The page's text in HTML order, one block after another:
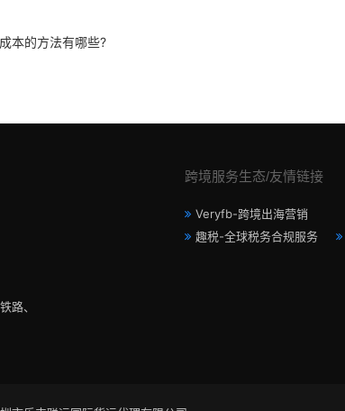
本的方法有哪些?
路、
跨境服务生态/友情链接
Veryfb-跨境出海营销
趣税-全球税务合规服务